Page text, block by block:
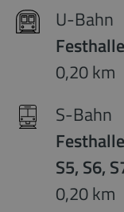
U-Bahn
0,20 km
S-Bahn
S5, S6,
0,20 km